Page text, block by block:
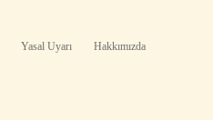
Yasal Uyarı Hakkımızda